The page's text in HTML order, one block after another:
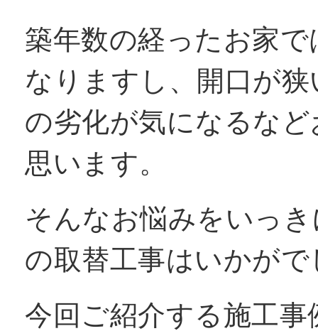
特殊事例
価格表
窓リフォコラム
築年数の経ったお家
なりますし、開口が
の劣化が気になるな
思います。
そんなお悩みをいっ
の取替工事はいかがで
今回ご紹介する施工